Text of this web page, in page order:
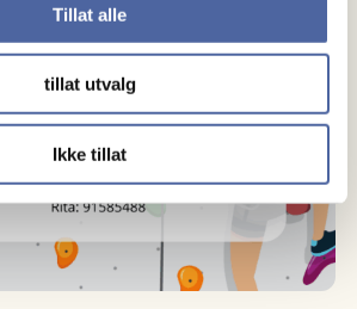
Tillat alle
tillat utvalg
Ikke tillat